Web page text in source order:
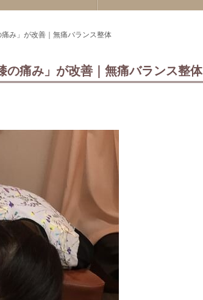
み」が改善｜無痛バランス整体
の痛み」が改善｜無痛バランス整体